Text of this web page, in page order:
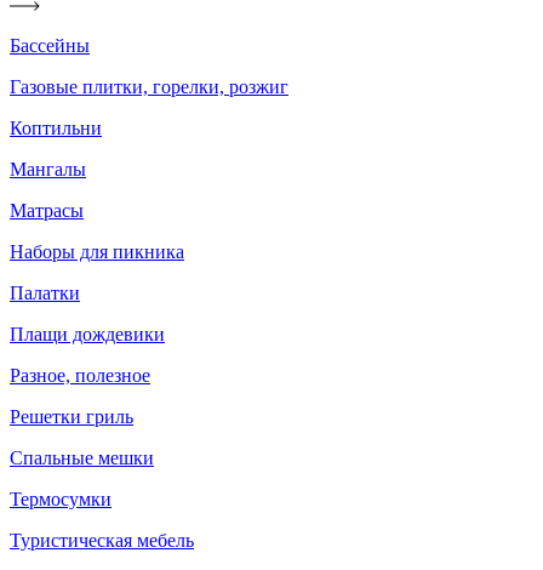
Бассейны
Газовые плитки, горелки, розжиг
Коптильни
Мангалы
Матрасы
Наборы для пикника
Палатки
Плащи дождевики
Разное, полезное
Решетки гриль
Спальные мешки
Термосумки
Туристическая мебель